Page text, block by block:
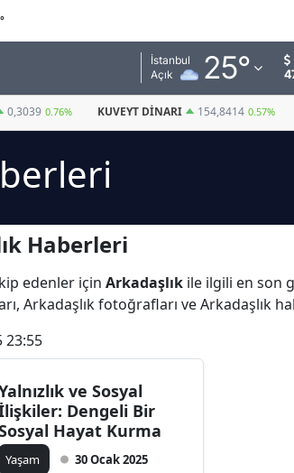
°
İstanbul
Açık
25°
Adana
Adıyaman
Afyonkarahisar
Antalya
Artvin
0,3039 0.76% KUVEYT DINARI 154,8414 0.57%
Haberleri
edenler için Arkadaşlık ile ilgili en son
Arkadaşlık fotoğrafları ve Arkadaşlık
23:55
ve Sosyal
Dengeli Bir
Hayat Kurma
Yaşam 30 Ocak 2025